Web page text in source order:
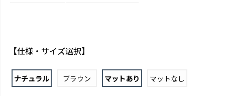
【仕様・サイズ選択】
ナチュラル ブラウン マットあり マットなし